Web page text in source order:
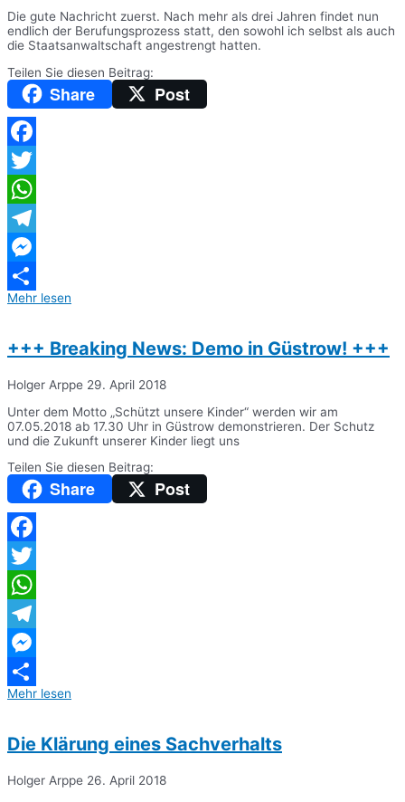
Die gute Nachricht zuerst. Nach mehr als drei Jahren findet nun
endlich der Berufungsprozess statt, den sowohl ich selbst als auch
die Staatsanwaltschaft angestrengt hatten.
Teilen Sie diesen Beitrag:
Share Post
Facebook
Twitter
WhatsApp
Telegram
Messenger
Teilen
Mehr lesen
+++ Breaking News: Demo in Güstrow! +++
Holger Arppe 29. April 2018
Unter dem Motto „Schützt unsere Kinder“ werden wir am
07.05.2018 ab 17.30 Uhr in Güstrow demonstrieren. Der Schutz
und die Zukunft unserer Kinder liegt uns
Teilen Sie diesen Beitrag:
Share Post
Facebook
Twitter
WhatsApp
Telegram
Messenger
Teilen
Mehr lesen
Die Klärung eines Sachverhalts
Holger Arppe 26. April 2018